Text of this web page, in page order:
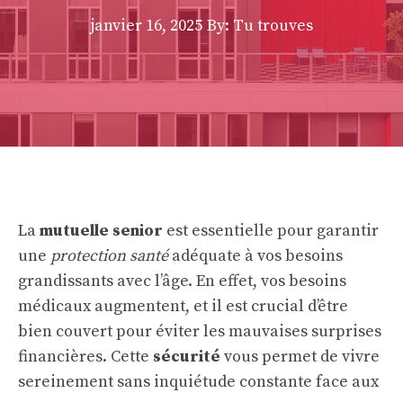
janvier 16, 2025 By: Tu trouves
Lamutuelle senior est essentielle pour garantir
une protection santéadéquate à vos besoins
grandissants avec l’âge. En effet, vos besoins
médicaux augmentent, et il est crucial d’être
bien couvert pour éviter les mauvaises surprises
financières. Cette sécurité vous permet de vivre
sereinement sans inquiétude constante face aux